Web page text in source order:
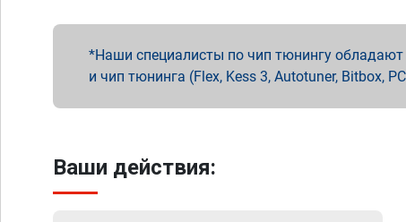
Наши специалисты по чип тюнингу
и чип тюнинга (Flex, Kess 3, Autotuner, Bitbox,
Ваши действия: